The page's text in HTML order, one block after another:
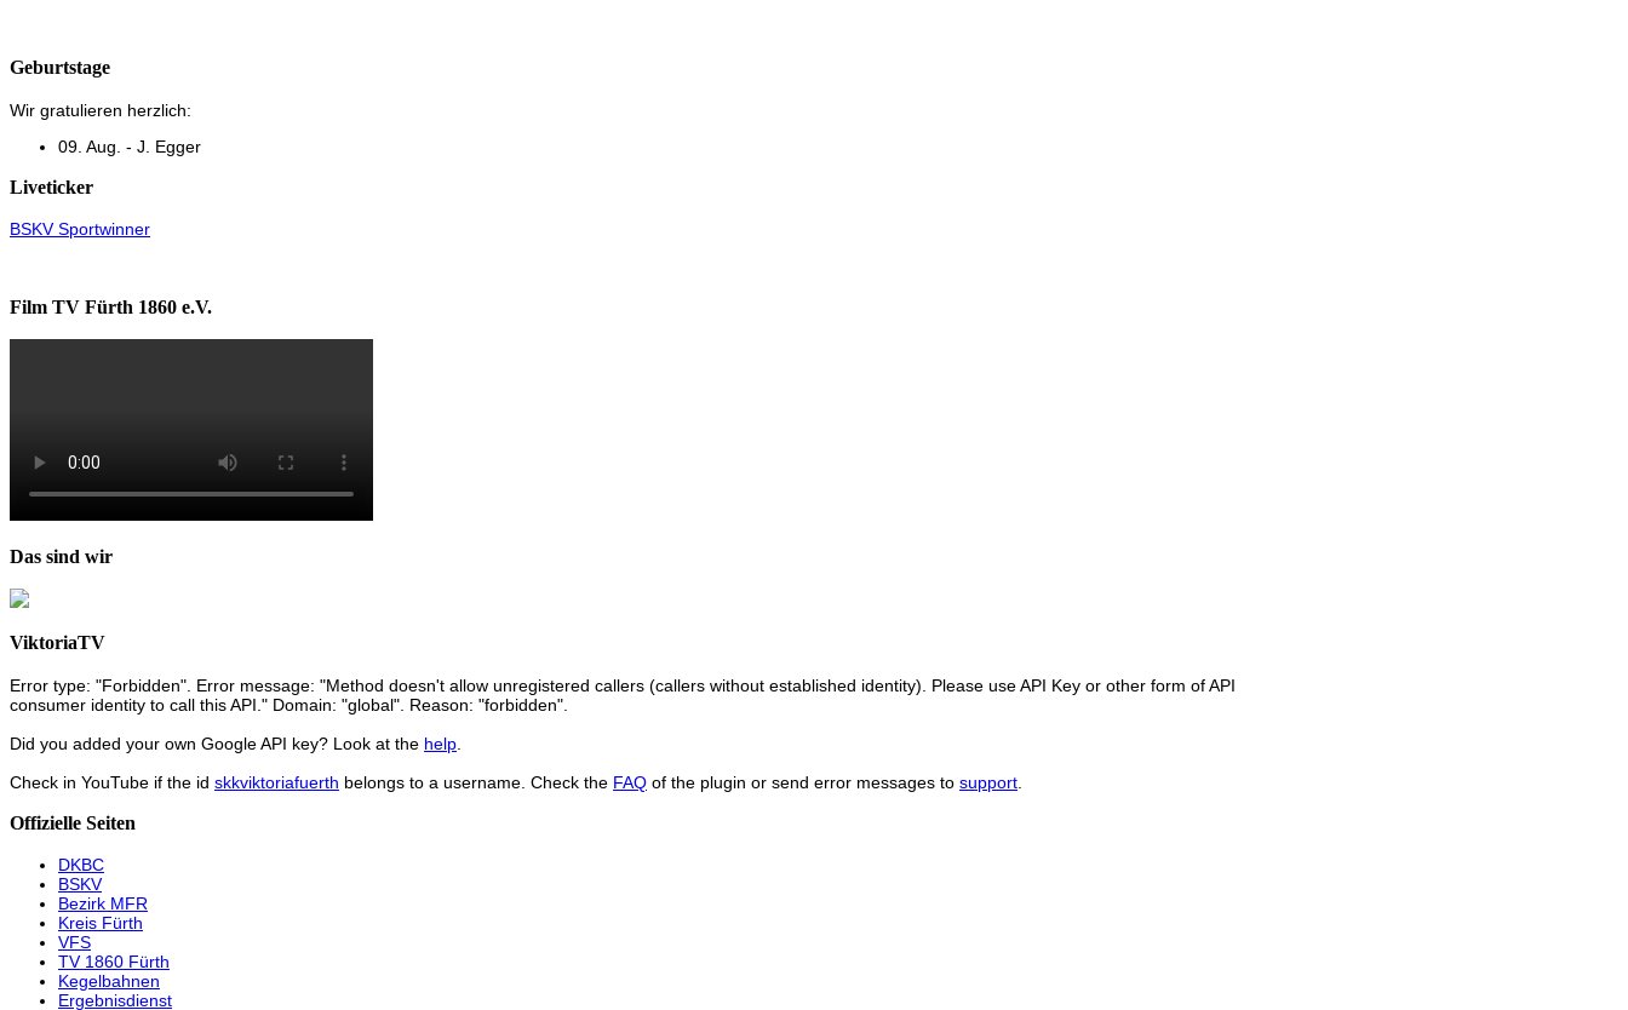
Geburtstage
Wir gratulieren herzlich:
09. Aug. - J. Egger
Liveticker
BSKV Sportwinner
Film TV Fürth 1860 e.V.
Das sind wir
ViktoriaTV
Error type: "Forbidden". Error message: "Method doesn't allow unregistered callers (callers without established identity). Please use API Key or other form of API
consumer identity to call this API." Domain: "global". Reason: "forbidden".
Did you added your own Google API key? Look at the help
Check in YouTube if the id skkviktoriafuerth belongs to a username. Check the FAQ of the plugin or send error messages to support
Offizielle Seiten
DKBC
BSKV
Bezirk MFR
Kreis Fürth
VFS
TV 1860 Fürth
Kegelbahnen
Ergebnisdienst